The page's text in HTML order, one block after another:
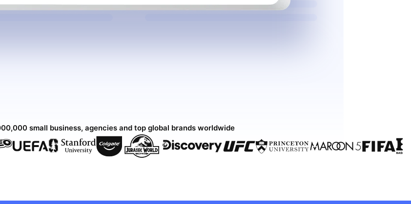
small business, agencies and top global brands worldwide